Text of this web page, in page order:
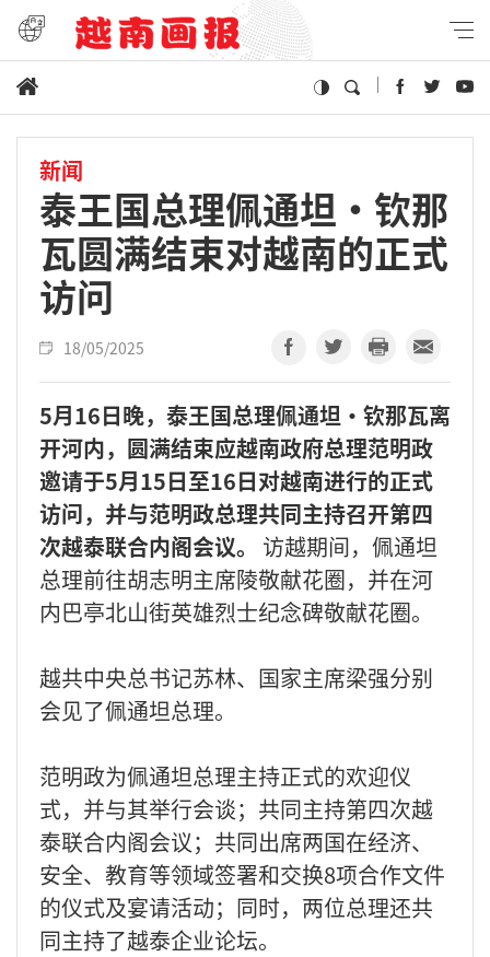
新闻
泰王国总理佩通坦·钦那
瓦圆满结束对越南的正式
访问
18/05/2025
5月16日晚，泰王国总理佩通坦·钦那瓦离
开河内，圆满结束应越南政府总理范明政
邀请于5月15日至16日对越南进行的正式
访问，并与范明政总理共同主持召开第四
次越泰联合内阁会议。
访越期间，佩通坦
总理前往胡志明主席陵敬献花圈，并在河
内巴亭北山街英雄烈士纪念碑敬献花圈。
越共中央总书记苏林、国家主席梁强分别
会见了佩通坦总理。
范明政为佩通坦总理主持正式的欢迎仪
式，并与其举行会谈；共同主持第四次越
泰联合内阁会议；共同出席两国在经济、
安全、教育等领域签署和交换8项合作文件
的仪式及宴请活动；同时，两位总理还共
同主持了越泰企业论坛。